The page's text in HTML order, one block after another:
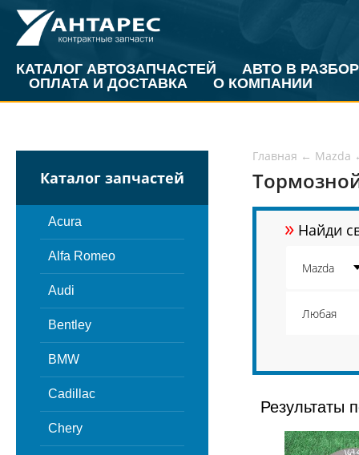
КАТАЛОГ АВТОЗАПЧАСТЕЙ
АВТО В РАЗБОР
ОПЛАТА И ДОСТАВКА
О КОМПАНИИ
Каталог запчастей
Acura
Alfa Romeo
Audi
Bentley
BMW
Cadillac
Chery
Главная ← Mazda
» Найди
Результаты